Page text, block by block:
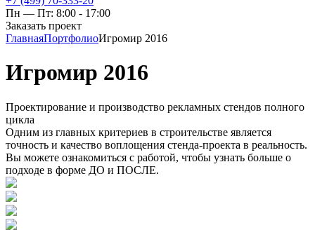
Пн — Пт: 8:00 - 17:00
Заказать проект
ГлавнаяПортфолиоИгромир 2016
Игромир 2016
Проектирование и производство рекламных стендов полного
цикла
Одним из главных критериев в строительстве является
точность и качество воплощения стенда-проекта в реальность.
Вы можете ознакомиться с работой, чтобы узнать больше о
подходе в форме ДО и ПОСЛЕ.